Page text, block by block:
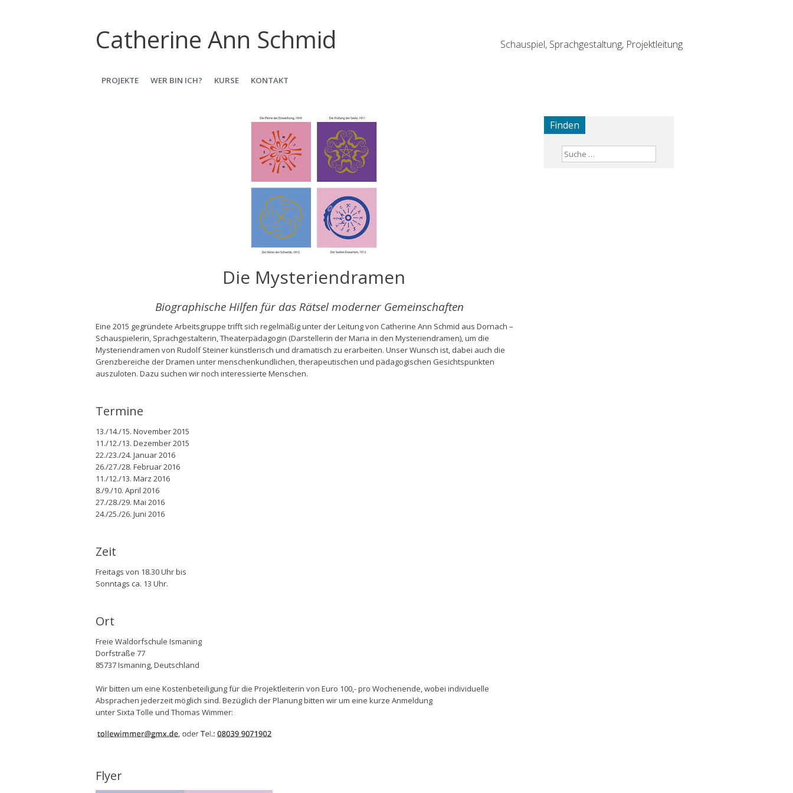
Catherine Ann Schmid Schauspiel, Sprachgestaltung, Projektleitung
ZUM
PROJEKTE WER BIN ICH? KURSE KONTAKT
Die Mysteriendramen
Biographische Hilfen für das Rätsel moderner Gemeinschaften
Eine 2015 gegründete Arbeitsgruppe trifft sich regelmäßig unter der Leitung von Catherine Ann Schmid aus Dornach –
Schauspielerin, Sprachgestalterin, Theaterpädagogin (Darstellerin der Maria in den Mysteriendramen), um die
Mysteriendramen von Rudolf Steiner künstlerisch und dramatisch zu erarbeiten. Unser Wunsch ist, dabei auch die
Grenzbereiche der Dramen unter menschenkundlichen, therapeutischen und pädagogischen Gesichtspunkten
auszuloten. Dazu suchen wir noch interessierte Menschen.
Termine
13./14./15. November 2015
11./12./13. Dezember 2015
22./23./24. Januar 2016
26./27./28. Februar 2016
11./12./13. März 2016
8./9./10. April 2016
27./28./29. Mai 2016
24./25./26. Juni 2016
Zeit
Freitags von 18.30 Uhr bis
Sonntags ca. 13 Uhr.
Ort
Freie Waldorfschule Ismaning
Dorfstraße 77
85737 Ismaning, Deutschland
Wir bitten um eine Kostenbeteiligung für die Projektleiterin von Euro 100,- pro Wochenende, wobei individuelle
Absprachen jederzeit möglich sind. Bezüglich der Planung bitten wir um eine kurze Anmeldung
unter Sixta Tolle und Thomas Wimmer:
Flyer
Finden
Suchen